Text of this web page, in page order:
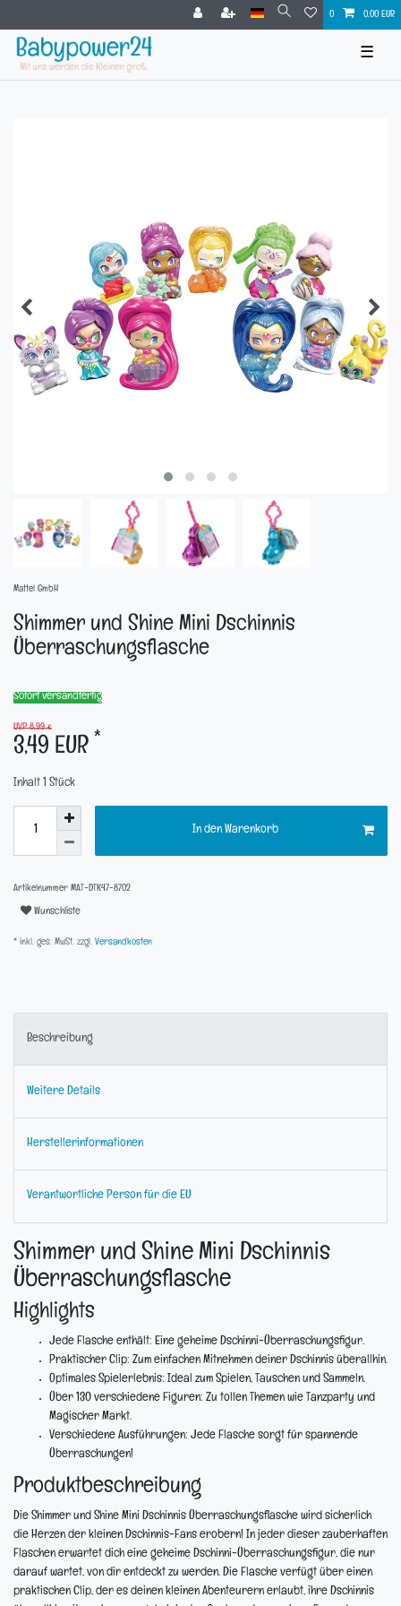
0 0,00 EUR
☰
Mattel GmbH
Shimmer und Shine Mini Dschinnis
Überraschungsflasche
Sofort versandfertig
UVP 8,99 €
3,49 EUR
*
Inhalt Stück
In den Warenkorb
Artikelnummer MAT-DTK47-8702
Wunschliste
* inkl. ges. MwSt. zzgl. Versandkosten
Beschreibung
Weitere Details
Herstellerinformationen
Verantwortliche Person für die EU
Shimmer und Shine Mini Dschinnis
Überraschungsflasche
Highlights
Jede Flasche enthält: Eine geheime Dschinni-Überraschungsfigur.
Praktischer Clip: Zum einfachen Mitnehmen deiner Dschinnis überallhin.
Optimales Spielerlebnis: Ideal zum Spielen, Tauschen und Sammeln.
Über 130 verschiedene Figuren: Zu tollen Themen wie Tanzparty und
Magischer Markt.
Verschiedene Ausführungen: Jede Flasche sorgt für spannende
Überraschungen!
Produktbeschreibung
Die Shimmer und Shine Mini Dschinnis Überraschungsflasche wird sicherlich
die Herzen der kleinen Dschinnis-Fans erobern! In jeder dieser zauberhaften
Flaschen erwartet dich eine geheime Dschinni-Überraschungsfigur, die nur
darauf wartet, von dir entdeckt zu werden. Die Flasche verfügt über einen
praktischen Clip, der es deinen kleinen Abenteurern erlaubt, ihre Dschinnis